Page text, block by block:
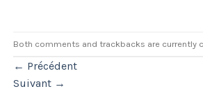
Both comments and trackbacks are currently
← Précédent
Suivant →